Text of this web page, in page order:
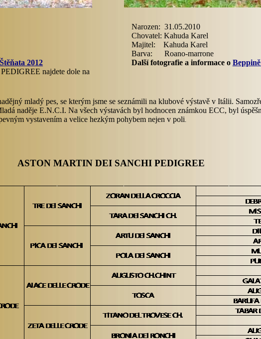
Štěňata 2012
najdete dole na
Narozen: 31.05.2010
Chovatel: Kahuda Karel
Majitel: Kahuda Karel
Barva: Roano-marrone
Další fotografie a informace o
mladý pes, se kterým jsme se seznámili na klubové výstavě v Itálii.
naděje E.N.C.I. Na všech výstavách byl hodnocen známkou ECC, byl
vystavením a velice hezkým pohybem nejen v poli
ASTON MARTIN DEI SANCHI PEDIGREE